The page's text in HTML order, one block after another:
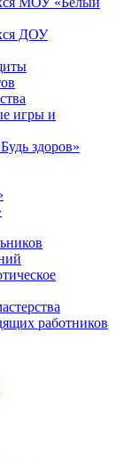
ДОУ
игры и
здоров»
работников